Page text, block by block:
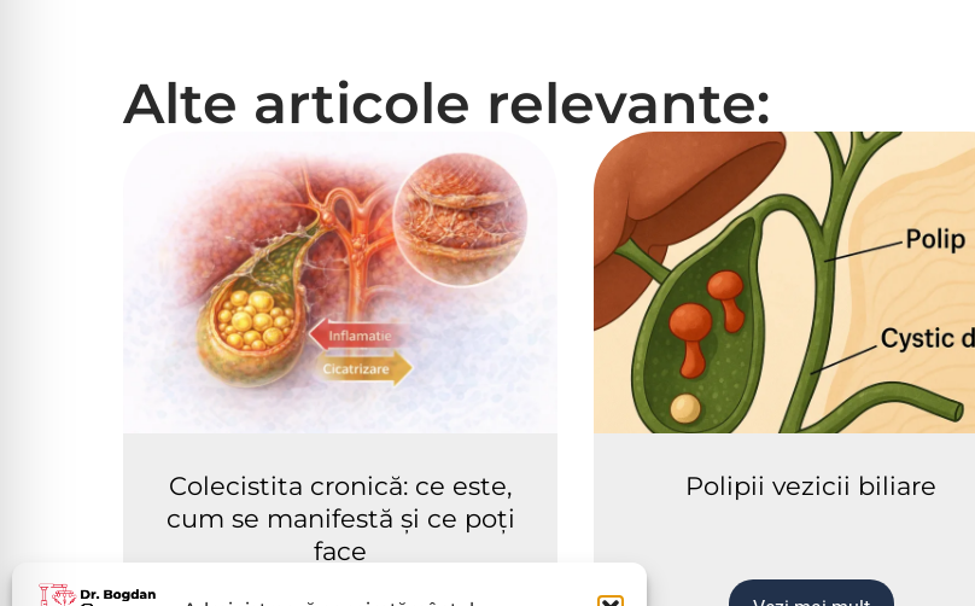
Alte articole relevante:
Colecistita cronică: ce este,
cum se manifestă și ce poți
face
Polipii vezicii biliare